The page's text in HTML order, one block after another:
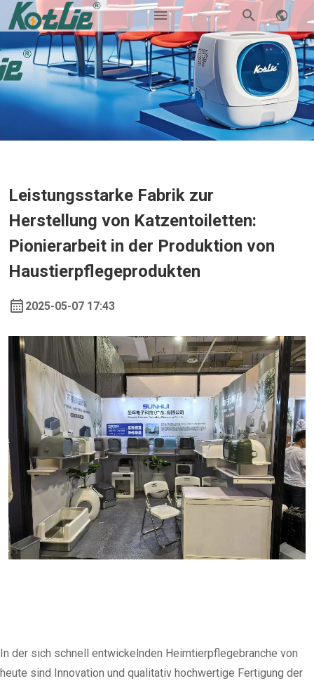
Leistungsstarke Fabrik zur
Herstellung von Katzentoiletten:
Pionierarbeit in der Produktion von
Haustierpflegeprodukten
2025-05-07 17:43
In der sich schnell entwickelnden Heimtierpflegebranche von
heute sind Innovation und qualitativ hochwertige Fertigung der